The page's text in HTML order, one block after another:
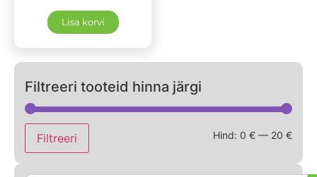
Lisa korvi
Filtreeri tooteid hinna järgi
Filtreeri Hind: 0 € — 20 €